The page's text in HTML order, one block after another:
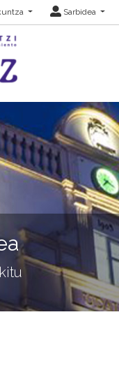
Sarbidea